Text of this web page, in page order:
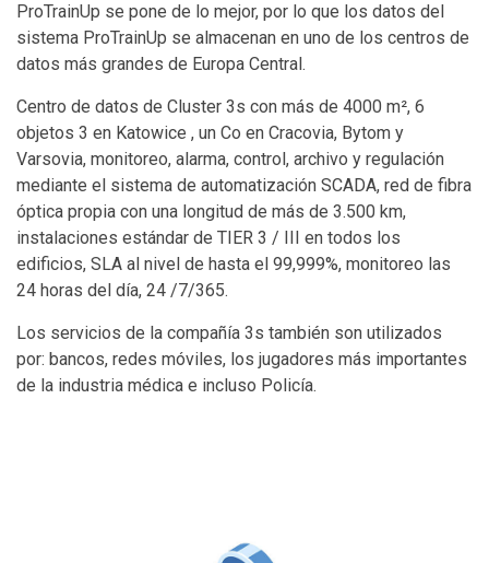
ProTrainUp se pone de lo mejor, por lo que los datos del
sistema ProTrainUp se almacenan en uno de los centros de
datos más grandes de Europa Central.
Centro de datos de Cluster 3s con más de 4000 m², 6
objetos 3 en Katowice , un Co en Cracovia, Bytom y
Varsovia, monitoreo, alarma, control, archivo y regulación
mediante el sistema de automatización SCADA, red de fibra
óptica propia con una longitud de más de 3.500 km,
instalaciones estándar de TIER 3 / III en todos los
edificios, SLA al nivel de hasta el 99,999%, monitoreo las
24 horas del día, 24 /7/365.
Los servicios de la compañía 3s también son utilizados
por: bancos, redes móviles, los jugadores más importantes
de la industria médica e incluso Policía.